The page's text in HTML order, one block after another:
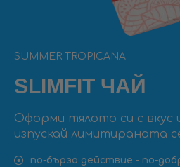
SUMMER TROPICANA
SLIMFIT ЧАЙ
Оформи тялото си с вкус
изпускай лимитираната
по-бързо действие - по-